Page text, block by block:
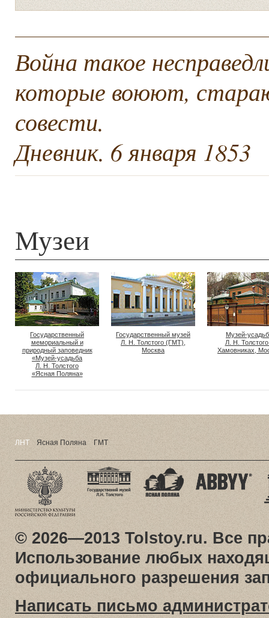
Война такое
которые воюют,
совести.
Дневник. 6 января 1853
Музеи
Государственный
мемориальный и
природный заповедник
«Музей-усадьба
Л. Н. Толстого
«Ясная Поляна»
Государственный музей
Л. Н. Толстого (ГМТ),
Москва
Музей-
Л. Н.
Хамовниках,
ЛНТ Ясная Поляна ГМТ
© 2026—2013 Tolstoy.ru. Все
Использование любых
официального разрешения
Написать письмо